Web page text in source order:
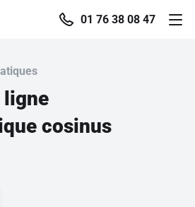
01 76 38 08 47
ligne
cosinus